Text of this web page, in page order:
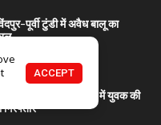
पूर्वी टुंडी में अवैध बालू का
पर्दाफाश, चोरी के शक में युवक की
ACCEPT